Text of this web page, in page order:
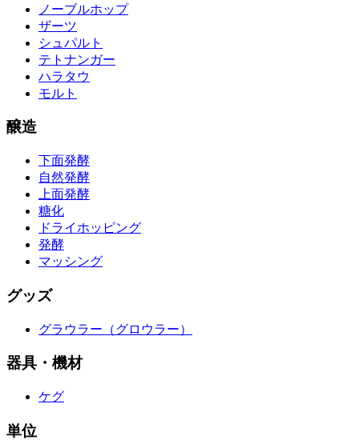
ノーブルホップ
ザーツ
シュパルト
テトナンガー
ハラタウ
モルト
醸造
下面発酵
自然発酵
上面発酵
糖化
ドライホッピング
発酵
マッシング
グッズ
グラウラー（グロウラー）
器具・機材
ケグ
単位